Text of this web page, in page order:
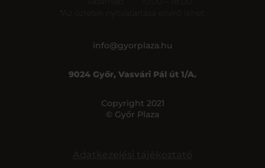
*Az üzletek nyitvatartása eltérő lehet.
info@gyorplaza.hu
9024 Győr, Vasvári Pál út 1/A.
Copyright 2021
© Győr Plaza